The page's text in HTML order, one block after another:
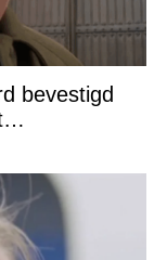
bevestigd